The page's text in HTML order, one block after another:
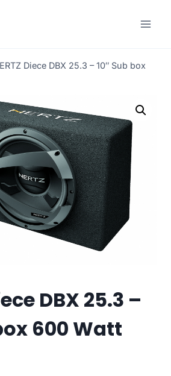
Diece DBX 25.3 – 10″ Sub box
DBX 25.3 –
600 Watt